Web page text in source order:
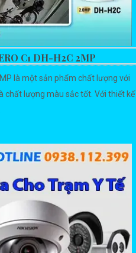
C1 DH-H2C 2MP
là một sản phẩm chất lượng với
chất lượng màu sắc tốt. Với thiết kế